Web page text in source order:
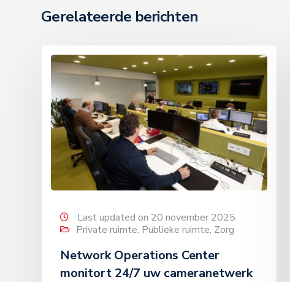
Gerelateerde berichten
Last updated on 20 november 2025
Private ruimte, Publieke ruimte, Zorg
Network Operations Center
monitort 24/7 uw cameranetwerk